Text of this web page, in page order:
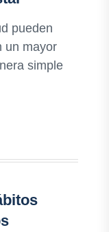
pueden
un mayor
simple